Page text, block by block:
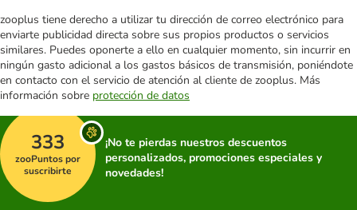
zooplus tiene derecho a utilizar tu dirección de correo electrónico para
enviarte publicidad directa sobre sus propios productos o servicios
similares. Puedes oponerte a ello en cualquier momento, sin incurrir en
ningún gasto adicional a los gastos básicos de transmisión, poniéndote
en contacto con el servicio de atención al cliente de zooplus. Más
información sobre protección de datos
333
zooPuntos por
suscribirte
¡No te pierdas nuestros descuentos
personalizados, promociones especiales y
novedades!